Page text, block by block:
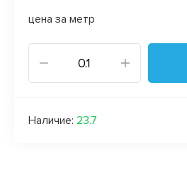
цена за метр
Наличие: 23.7